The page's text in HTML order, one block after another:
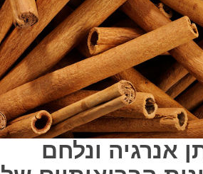
אנרגיה ונלחם